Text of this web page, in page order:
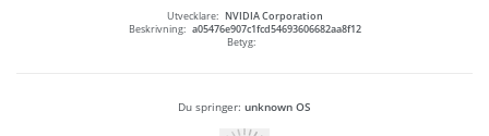
Utvecklare: NVIDIA Corporation
Beskrivning: a05476e907c1fcd54693606682aa8f12
Betyg:
Du springer: unknown OS